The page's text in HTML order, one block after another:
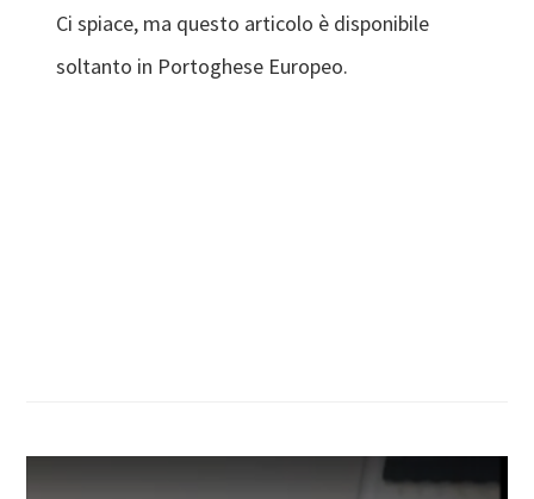
Ci spiace, ma questo articolo è disponibile
soltanto in Portoghese Europeo.